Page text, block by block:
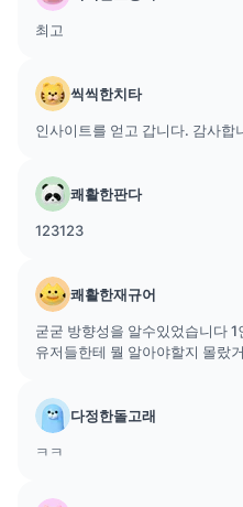
최고
씩씩한치타
인사이트를 얻고 갑니다. 감사합
쾌활한판다
123123
쾌활한재규어
굳굳 방향성을 알수있었습니다
유저들한테 뭘 알아야할지 몰랐
다정한돌고래
ㅋㅋ